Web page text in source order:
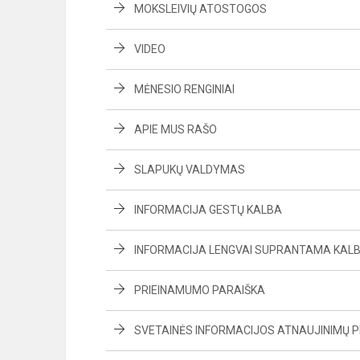
MOKSLEIVIŲ ATOSTOGOS
VIDEO
MĖNESIO RENGINIAI
APIE MUS RAŠO
SLAPUKŲ VALDYMAS
INFORMACIJA GESTŲ KALBA
INFORMACIJA LENGVAI SUPRANTAMA
PRIEINAMUMO PARAIŠKA
SVETAINĖS INFORMACIJOS ATNAUJINIMŲ